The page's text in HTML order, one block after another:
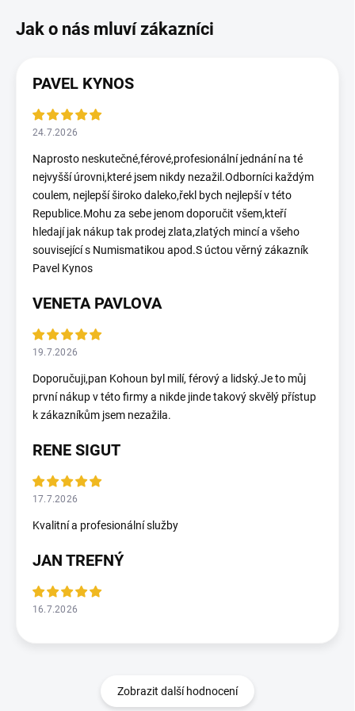
PAVEL KYNOS
24.7.2026
Naprosto neskutečné,férové,profesionální jednání na té
nejvyšší úrovni,které jsem nikdy nezažil.Odborníci každým
coulem, nejlepší široko daleko,řekl bych nejlepší v této
Republice.Mohu za sebe jenom doporučit všem,kteří
hledají jak nákup tak prodej zlata,zlatých mincí a všeho
související s Numismatikou apod.S úctou věrný zákazník
Pavel Kynos
VENETA PAVLOVA
19.7.2026
Doporučuji,pan Kohoun byl milí, férový a lidský.Je to můj
první nákup v této firmy a nikde jinde takový skvělý přístup
k zákazníkům jsem nezažila.
RENE SIGUT
17.7.2026
Kvalitní a profesionální služby
JAN TREFNÝ
16.7.2026
Zobrazit další hodnocení